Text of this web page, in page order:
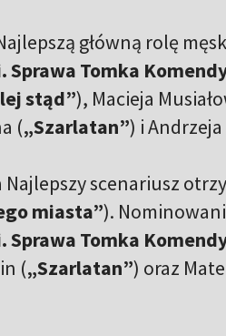
główną rolę
Sprawa Tomka
stąd”), Macieja
(„Szarlatan”) i
scenariusz
miasta”).
Sprawa Tomka
(„Szarlatan”) oraz